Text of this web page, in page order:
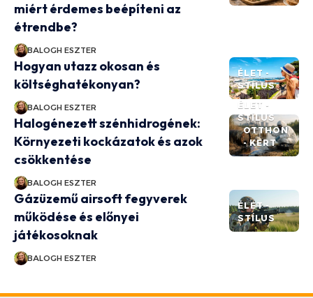
miért érdemes beépíteni az
étrendbe?
BALOGH ESZTER
ÉLET -
STÍLUS
Hogyan utazz okosan és
költséghatékonyan?
BALOGH ESZTER
ÉLET -
STÍLUS
OTTHON
- KERT
Halogénezett szénhidrogének:
Környezeti kockázatok és azok
csökkentése
BALOGH ESZTER
ÉLET -
STÍLUS
Gázüzemű airsoft fegyverek
működése és előnyei
játékosoknak
BALOGH ESZTER